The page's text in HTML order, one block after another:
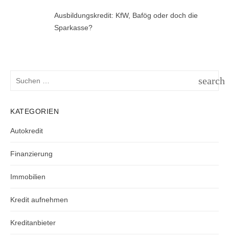
Ausbildungskredit: KfW, Bafög oder doch die
Sparkasse?
search
KATEGORIEN
Autokredit
Finanzierung
Immobilien
Kredit aufnehmen
Kreditanbieter